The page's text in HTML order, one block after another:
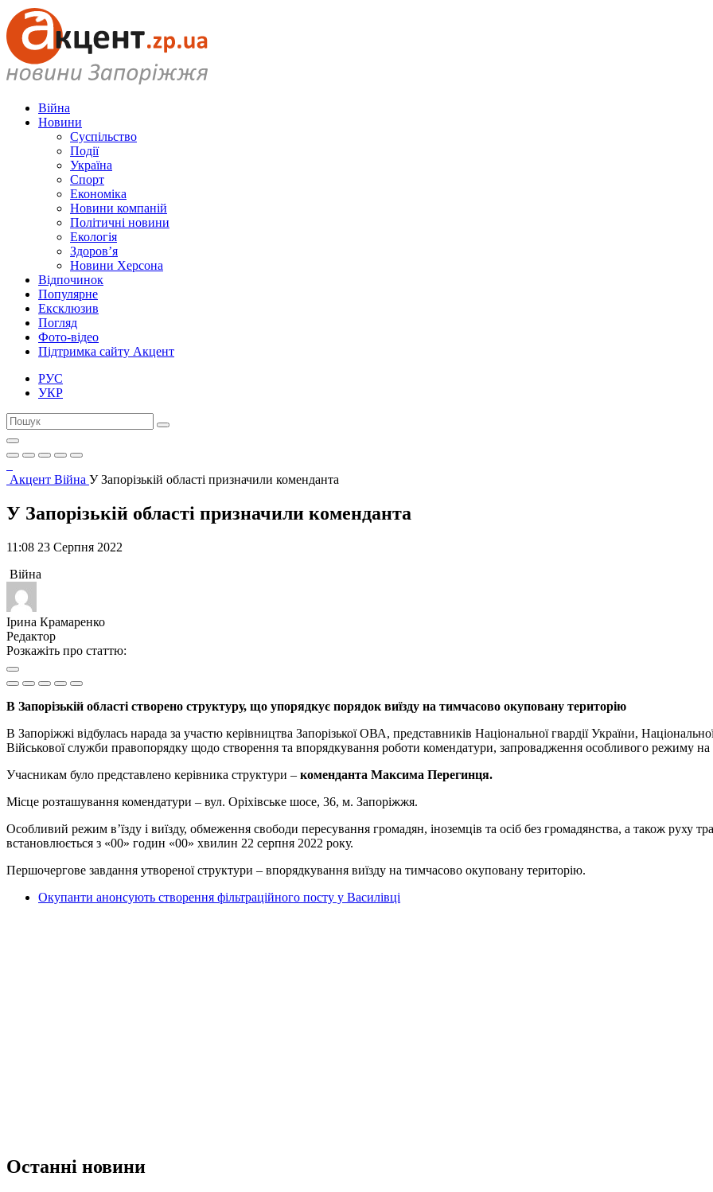
Війна
Новини
Суспільство
Події
Україна
Спорт
Економіка
Новини компаній
Політичні новини
Екологія
Здоров’я
Новини Херсона
Відпочинок
Популярне
Ексклюзив
Погляд
Фото-відео
Підтримка сайту Акцент
РУС
УКР
Акцент Війна У Запорізькій області призначили коменданта
У Запорізькій області призначили коменданта
11:08 23 Серпня 2022
Війна
Ірина Крамаренко
Редактор
Розкажіть про статтю:
В Запорізькій області створено структуру, що упорядкує порядок виїзду на тимчасово окуповану територію
В Запоріжжі відбулась нарада за участю керівництва Запорізької ОВА, представників Національної гвардії України,
Військової служби правопорядку щодо створення та впорядкування роботи комендатури, запровадження особливого режиму на
Учасникам було представлено керівника структури – коменданта Максима Перегинця.
Місце розташування комендатури – вул. Оріхівське шосе, 36, м. Запоріжжя.
Особливий режим в’їзду і виїзду, обмеження свободи пересування громадян, іноземців та осіб без громадянства, а також руху
встановлюється з «00» годин «00» хвилин 22 серпня 2022 року.
Першочергове завдання утвореної структури – впорядкування виїзду на тимчасово окуповану територію.
Окупанти анонсують створення фільтраційного посту у Василівці
Останні новини